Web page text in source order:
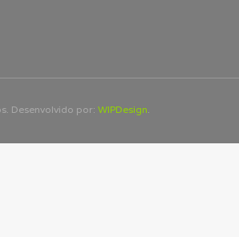
Desenvolvido por: WIPDesign